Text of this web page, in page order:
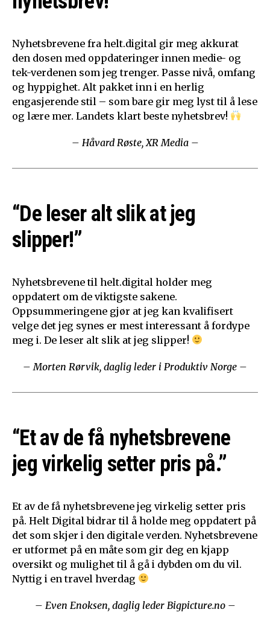
Nyhetsbrevene fra helt.digital gir meg akkurat
den dosen med oppdateringer innen medie- og
tek-verdenen som jeg trenger. Passe nivå, omfang
og hyppighet. Alt pakket inn i en herlig
engasjerende stil – som bare gir meg lyst til å lese
og lære mer. Landets klart beste nyhetsbrev!
– Håvard Røste, XR Media –
“De leser alt slik at jeg
slipper!”
Nyhetsbrevene til helt.digital holder meg
oppdatert om de viktigste sakene.
Oppsummeringene gjør at jeg kan kvalifisert
velge det jeg synes er mest interessant å fordype
meg i. De leser alt slik at jeg slipper!
– Morten Rørvik, daglig leder i Produktiv Norge –
“Et av de få nyhetsbrevene
jeg virkelig setter pris på.”
Et av de få nyhetsbrevene jeg virkelig setter pris
på. Helt Digital bidrar til å holde meg oppdatert på
det som skjer i den digitale verden. Nyhetsbrevene
er utformet på en måte som gir deg en kjapp
oversikt og mulighet til å gå i dybden om du vil.
Nyttig i en travel hverdag
– Even Enoksen, daglig leder Bigpicture.no –